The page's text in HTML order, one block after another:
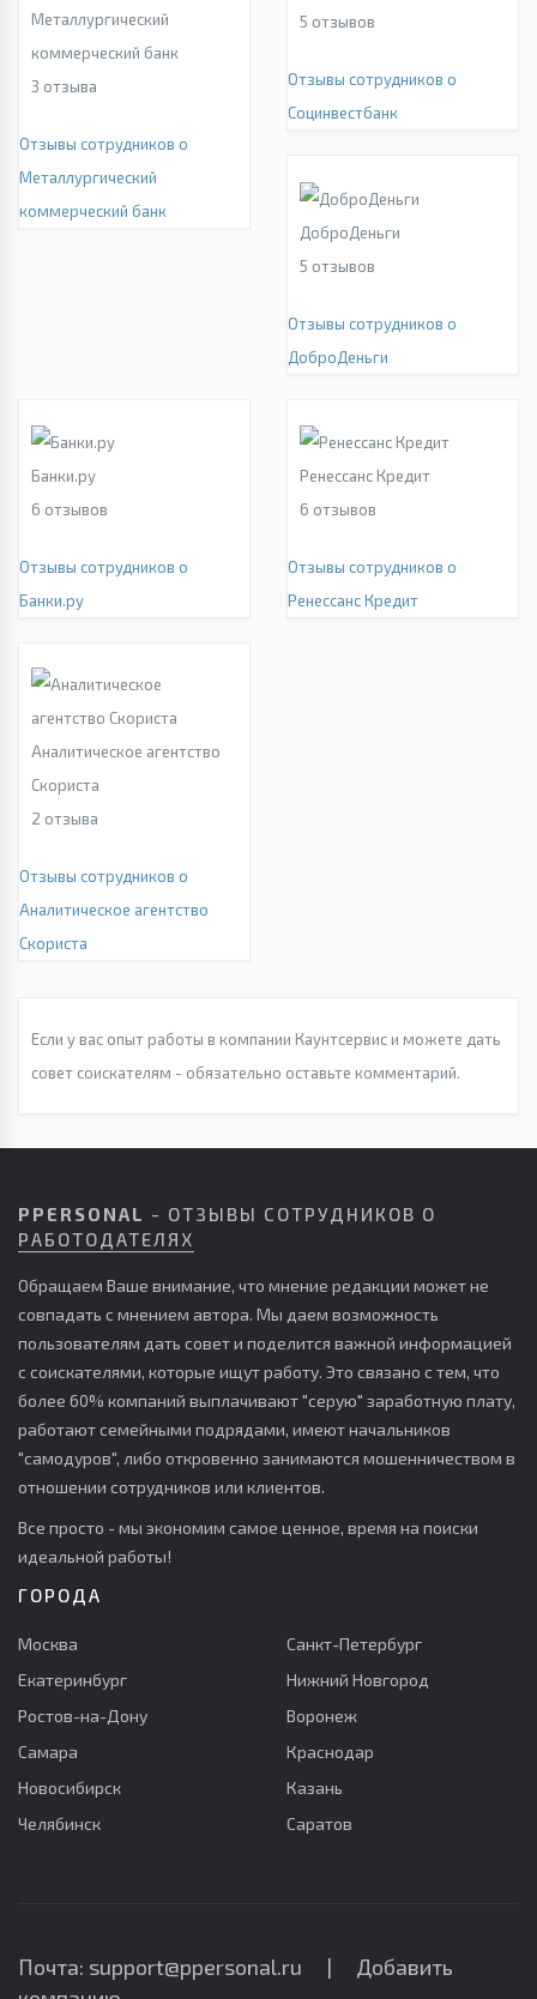
Металлургический
коммерческий банк
3 отзыва
Отзывы сотрудников о
Металлургический
коммерческий банк
5 отзывов
Отзывы сотрудников о
Социнвестбанк
ДоброДеньги
5 отзывов
Отзывы сотрудников о
ДоброДеньги
Банки.ру
6 отзывов
Отзывы сотрудников о
Банки.ру
Ренессанс Кредит
6 отзывов
Отзывы сотрудников о
Ренессанс Кредит
Аналитическое агентство
Скориста
2 отзыва
Отзывы сотрудников о
Аналитическое агентство
Скориста
Если у вас опыт работы в компании Каунтсервис и можете дать
совет соискателям - обязательно оставьте комментарий.
PPERSONAL - ОТЗЫВЫ СОТРУДНИКОВ О
РАБОТОДАТЕЛЯХ
Обращаем Ваше внимание, что мнение редакции может не
совпадать с мнением автора. Мы даем возможность
пользователям дать совет и поделится важной информацией
с соискателями, которые ищут работу. Это связано с тем, что
более 60% компаний выплачивают "серую" заработную плату,
работают семейными подрядами, имеют начальников
"самодуров", либо откровенно занимаются мошенничеством в
отношении сотрудников или клиентов.
Все просто - мы экономим самое ценное, время на поиски
идеальной работы!
ГОРОДА
Москва
Санкт-Петербург
Екатеринбург
Нижний Новгород
Ростов-на-Дону
Воронеж
Самара
Краснодар
Новосибирск
Казань
Челябинск
Саратов
Почта: support@ppersonal.ru | Добавить